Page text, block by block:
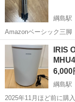
綱島駅
Amazonベーシック三脚 3ヶ月ほど使用しましたが、利用用途が
ないので差し上げます
神奈川 横浜市
IRIS
6,000
綱島駅
2025年11月ほど前に購